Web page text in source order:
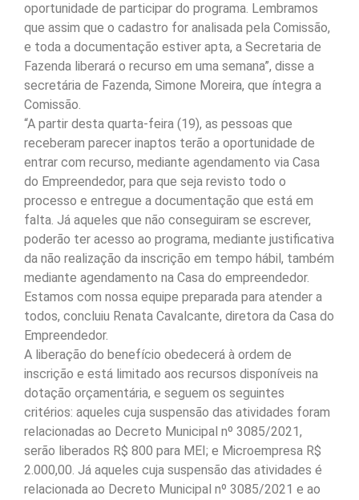
oportunidade de participar do programa. Lembramos
que assim que o cadastro for analisada pela Comissão,
e toda a documentação estiver apta, a Secretaria de
Fazenda liberará o recurso em uma semana”, disse a
secretária de Fazenda, Simone Moreira, que íntegra a
Comissão.
“A partir desta quarta-feira (19), as pessoas que
receberam parecer inaptos terão a oportunidade de
entrar com recurso, mediante agendamento via Casa
do Empreendedor, para que seja revisto todo o
processo e entregue a documentação que está em
falta. Já aqueles que não conseguiram se escrever,
poderão ter acesso ao programa, mediante justificativa
da não realização da inscrição em tempo hábil, também
mediante agendamento na Casa do empreendedor.
Estamos com nossa equipe preparada para atender a
todos, concluiu Renata Cavalcante, diretora da Casa do
Empreendedor.
A liberação do benefício obedecerá à ordem de
inscrição e está limitado aos recursos disponíveis na
dotação orçamentária, e seguem os seguintes
critérios: aqueles cuja suspensão das atividades foram
relacionadas ao Decreto Municipal nº 3085/2021,
serão liberados R$ 800 para MEI; e Microempresa R$
2.000,00. Já aqueles cuja suspensão das atividades é
relacionada ao Decreto Municipal nº 3085/2021 e ao